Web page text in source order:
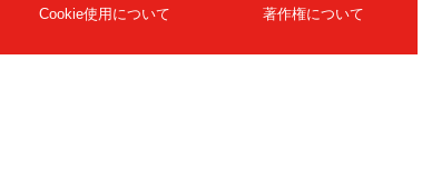
Cookie使用について 著作権について